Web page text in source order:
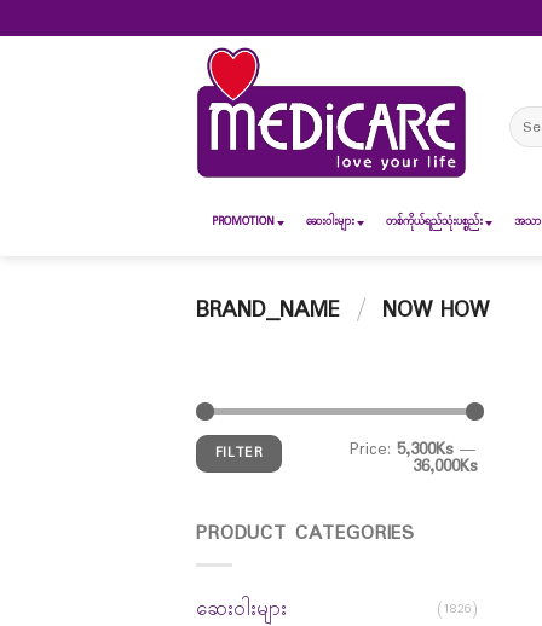
to
for:
PROMOTION ဆေး၀ါးများ တစ်ကိုယ်ရည်သုံးပစ္စည်း အသာ
BRAND_NAME / NOW HOW
FILTER Price: 5,300Ks—
36,000Ks
PRODUCT CATEGORIES
ဆေးဝါးများ (1826)